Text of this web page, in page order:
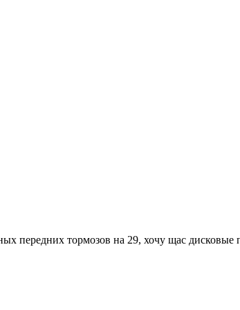
передних тормозов на 29, хочу щас дисковые